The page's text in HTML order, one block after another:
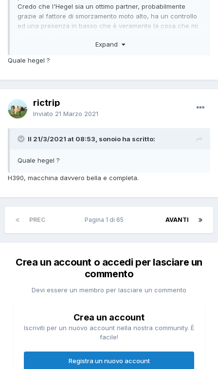
Credo che l'Hegel sia un ottimo partner, probabilmente
grazie al fattore di smorzamento moto alto, ha un controllo
ed una presenza in basso che è veramente la cosa che mi
basse frequenze sono ben presenti!
Expand
Quale hegel ?
rictrip
Inviato 21 Marzo 2021
Il 21/3/2021 at 08:53, sonoio ha scritto:
Quale hegel ?
H390, macchina davvero bella e completa.
PREC AVANTI
Pagina 1 di 65
Crea un account o accedi per lasciare un
commento
Devi essere un membro per lasciare un commento
Crea un account
Iscriviti per un nuovo account nella nostra community. È
facile!
Registra un nuovo account